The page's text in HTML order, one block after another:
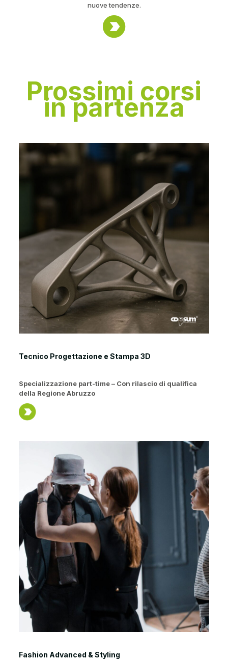
nuove tendenze.
Prossimi corsi
in partenza
Tecnico Progettazione e Stampa 3D
Specializzazione part-time – Con rilascio di qualifica
della Regione Abruzzo
Fashion Advanced & Styling